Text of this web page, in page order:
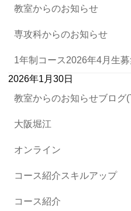
教室からのお知らせ
専攻科からのお知らせ
1年制コース2026年4月生
2026年1月30日
教室からのお知らせブログ
大阪堀江
オンライン
コース紹介スキルアップ
コース紹介